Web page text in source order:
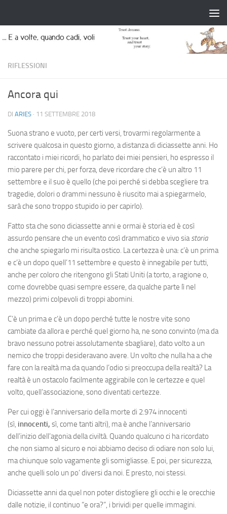
RIFLESSIONI
Ancora qui
DI ARIES · 11 SETTEMBRE 2018
Suona strano e vuoto, per certi versi, trovarmi regolarmente a
scrivere qualcosa in questo giorno, a distanza di diciassette anni. Ho
raccontato i miei ricordi, ho parlato dei miei pensieri, ho espresso il
mio parere per chi, per forza, deve ricordare che c’è un altro 11
settembre e il suo è quello (che poi perché si debba scegliere tra
tragedie, dolori o drammi nessuno è riuscito mai a spiegarmelo,
sarà che sono troppo stupido io per capirlo).
Fatto sta che sono diciassette anni e ormai è storia ed è così
assurdo pensare che un evento così drammatico e vivo siastoria
che anche spiegarlo mi risulta ostico. La certezza è una: c’è un prima
e c’è un dopo quell’11 settembre e questo è innegabile per tutti,
anche per coloro che ritengono gli Stati Uniti (a torto, a ragione o,
come dovrebbe quasi sempre essere, da qualche parte lì nel
mezzo) primi colpevoli di troppi abomini.
C’è un prima e c’è un dopo perché tutte le nostre vite sono
cambiate da allora e perché quel giorno ha, ne sono convinto (ma da
bravo nessuno potrei assolutamente sbagliare), dato volto a un
nemico che troppi desideravano avere. Un volto che nulla ha a che
fare con la realtà ma da quando l’odio si preoccupa della realtà? La
realtà è un ostacolo facilmente aggirabile con le certezze e quel
volto, quell’associazione, sono diventati certezze.
Per cui oggi è l’anniversario della morte di 2.974 innocenti
(sì, innocenti, sì, come tanti altri), ma è anche l’anniversario
dell’inizio dell’agonia della civiltà. Quando qualcuno ci ha ricordato
che non siamo al sicuro e noi abbiamo deciso di odiare non solo lui,
ma chiunque solo vagamente gli somigliasse. E poi, per sicurezza,
anche quelli solo un po’ diversi da noi. E presto, noi stessi.
Diciassette anni da quel non poter distogliere gli occhi e le orecchie
dalle notizie, il continuo “e ora?”, i brividi per quelle immagini.